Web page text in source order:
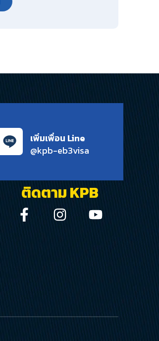
เพิ่มเพื่อน Line
@kpb-eb3visa
ติดตาม KPB